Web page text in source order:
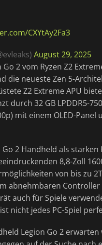
CXYtAy2Fa3
August 29, 2025
2 vom Ryzen Z2
die neueste Zen 5-
Z2 Extreme APU
durch 32 GB LPDDR5-
mit einem OLED-Panel
2 Handheld als starken
8,8-Zoll
von bis zu
abnehmbaren
auch für Spiele
nicht jedes PC-Spiel
Legion Go 2